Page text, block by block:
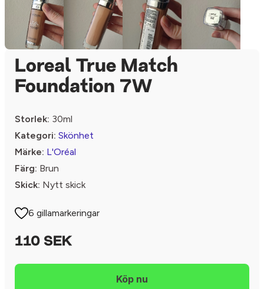
Loreal True Match
Foundation 7W
Storlek: 30ml
Kategori: Skönhet
Märke: L'Oréal
Färg: Brun
Skick: Nytt skick
6 gillamarkeringar
110 SEK